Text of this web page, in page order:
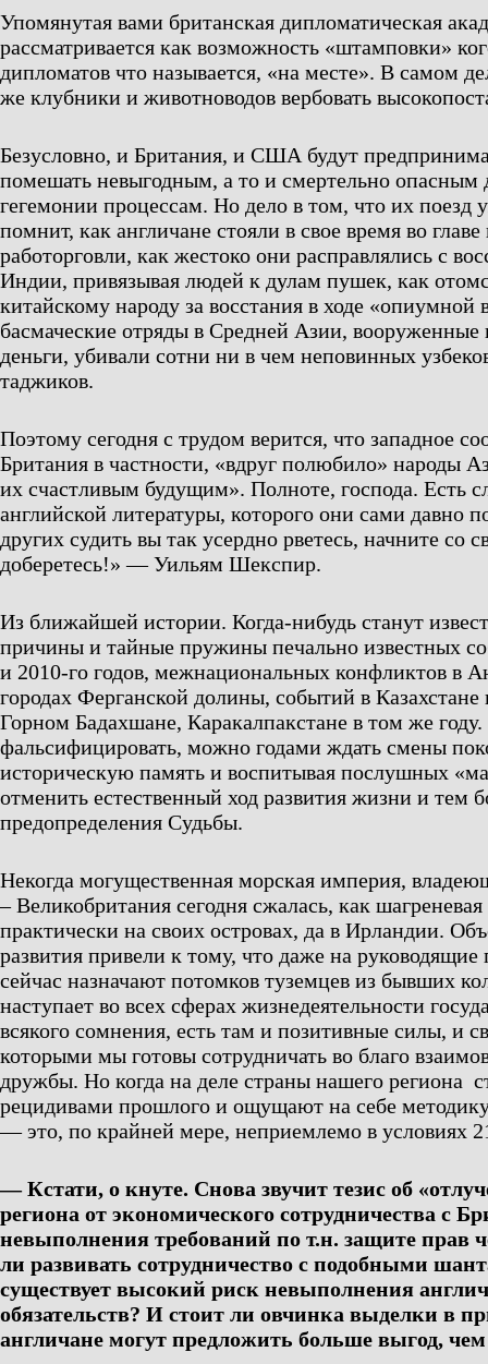
Упомянутая вами британская дипломатическая
рассматривается как возможность «штамповки»
дипломатов что называется, «на месте». В самом
же клубники и животноводов вербовать
Безусловно, и Британия, и США будут
помешать невыгодным, а то и смертельно опасным
гегемонии процессам. Но дело в том, что их поезд
помнит, как англичане стояли в свое время во
работорговли, как жестоко они расправлялись с
Индии, привязывая людей к дулам пушек, как
китайскому народу за восстания в ходе
басмаческие отряды в Средней Азии, вооруженные
деньги, убивали сотни ни в чем неповинных
таджиков.
Поэтому сегодня с трудом верится, что западное
Британия в частности, «вдруг полюбило» народы
их счастливым будущим». Полноте, господа. Есть
английской литературы, которого они сами давно
других судить вы так усердно рветесь, начните со
доберетесь!» — Уильям Шекспир.
Из ближайшей истории. Когда-нибудь станут
причины и тайные пружины печально известных
и 2010-го годов, межнациональных конфликтов в
городах Ферганской долины, событий в Казахстане
Горном Бадахшане, Каракалпакстане в том же
фальсифицировать, можно годами ждать смены
историческую память и воспитывая послушных
отменить естественный ход развития жизни и тем
предопределения Судьбы.
Некогда могущественная морская империя,
– Великобритания сегодня сжалась, как
практически на своих островах, да в Ирландии.
развития привели к тому, что даже на руководящие
сейчас назначают потомков туземцев из бывших
наступает во всех сферах жизнедеятельности
всякого сомнения, есть там и позитивные силы, и
которыми мы готовы сотрудничать во благо
дружбы. Но когда на деле страны нашего региона
рецидивами прошлого и ощущают на себе
— это, по крайней мере, неприемлемо в условиях
— Кстати, о кнуте. Снова звучит тезис об
региона от экономического сотрудничества с
невыполнения требований по т.н. защите прав
ли развивать сотрудничество с подобными
существует высокий риск невыполнения
обязательств? И стоит ли овчинка выделки в
англичане могут предложить больше выгод,